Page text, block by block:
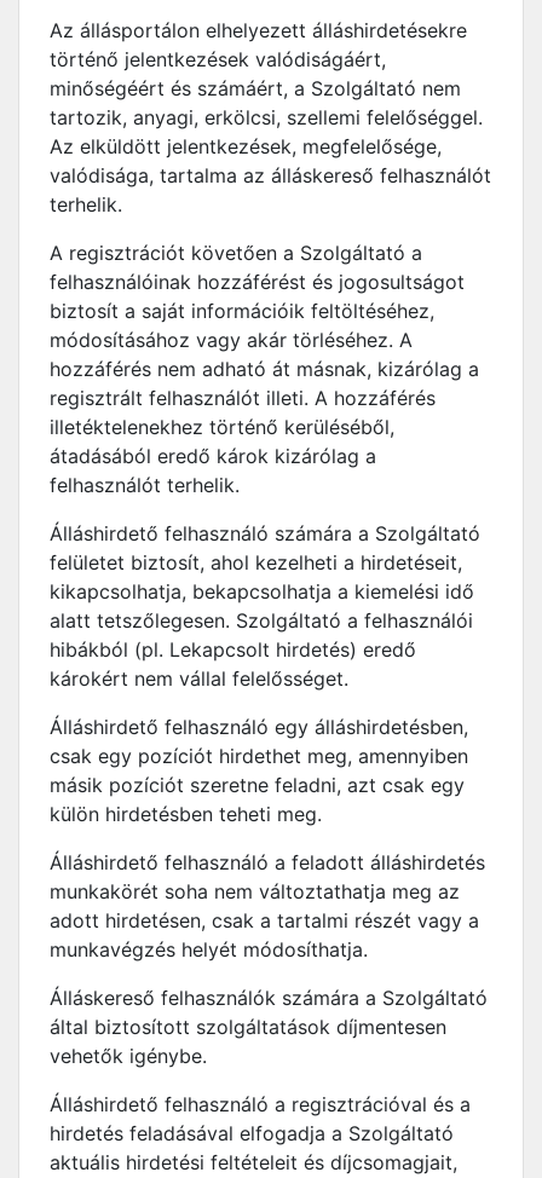
Az állásportálon elhelyezett álláshirdetésekre
történő jelentkezések valódiságáért,
minőségéért és számáért, a Szolgáltató nem
tartozik, anyagi, erkölcsi, szellemi felelőséggel.
Az elküldött jelentkezések, megfelelősége,
valódisága, tartalma az álláskereső felhasználót
terhelik.
A regisztrációt követően a Szolgáltató a
felhasználóinak hozzáférést és jogosultságot
biztosít a saját információik feltöltéséhez,
módosításához vagy akár törléséhez. A
hozzáférés nem adható át másnak, kizárólag a
regisztrált felhasználót illeti. A hozzáférés
illetéktelenekhez történő kerüléséből,
átadásából eredő károk kizárólag a
felhasználót terhelik.
Álláshirdető felhasználó számára a Szolgáltató
felületet biztosít, ahol kezelheti a hirdetéseit,
kikapcsolhatja, bekapcsolhatja a kiemelési idő
alatt tetszőlegesen. Szolgáltató a felhasználói
hibákból (pl. Lekapcsolt hirdetés) eredő
károkért nem vállal felelősséget.
Álláshirdető felhasználó egy álláshirdetésben,
csak egy pozíciót hirdethet meg, amennyiben
másik pozíciót szeretne feladni, azt csak egy
külön hirdetésben teheti meg.
Álláshirdető felhasználó a feladott álláshirdetés
munkakörét soha nem változtathatja meg az
adott hirdetésen, csak a tartalmi részét vagy a
munkavégzés helyét módosíthatja.
Álláskereső felhasználók számára a Szolgáltató
által biztosított szolgáltatások díjmentesen
vehetők igénybe.
Álláshirdető felhasználó a regisztrációval és a
hirdetés feladásával elfogadja a Szolgáltató
aktuális hirdetési feltételeit és díjcsomagjait,